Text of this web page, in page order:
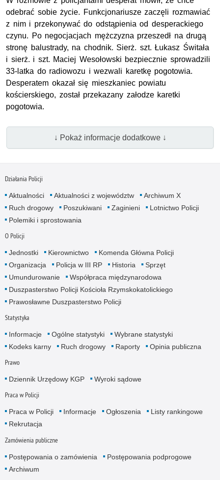
odebrać sobie życie. Funkcjonariusze zaczęli rozmawiać
z nim i przekonywać do odstąpienia od desperackiego
czynu. Po negocjacjach mężczyzna przeszedł na drugą
stronę balustrady, na chodnik. Sierż. szt. Łukasz Świtała
i sierż. i szt. Maciej Wesołowski bezpiecznie sprowadzili
33-latka do radiowozu i wezwali karetkę pogotowia.
Desperatem okazał się mieszkaniec powiatu
kościerskiego, został przekazany załodze karetki
pogotowia.
↓ Pokaż informacje dodatkowe ↓
Działania Policji
Aktualności Aktualności z województw
Archiwum X
Ruch drogowy
Poszukiwani Zaginieni
Lotnictwo Policji
Polemiki i sprostowania
O Policji
Jednostki Kierownictwo
Komenda Główna Policji
Organizacja
Policja w III RP Historia
Sprzęt
Umundurowanie
Współpraca międzynarodowa
Duszpasterstwo Policji Kościoła Rzymskokatolickiego
Prawosławne Duszpasterstwo Policji
Statystyka
Informacje Ogólne statystyki
Wybrane statystyki
Kodeks karny
Ruch drogowy Raporty Opinia publiczna
Prawo
Dziennik Urzędowy KGP Wyroki sądowe
Praca w Policji
Praca w Policji Informacje Ogłoszenia
Listy rankingowe
Rekrutacja
Zamówienia publiczne
Postępowania o zamówienia
Postępowania podprogowe
Archiwum